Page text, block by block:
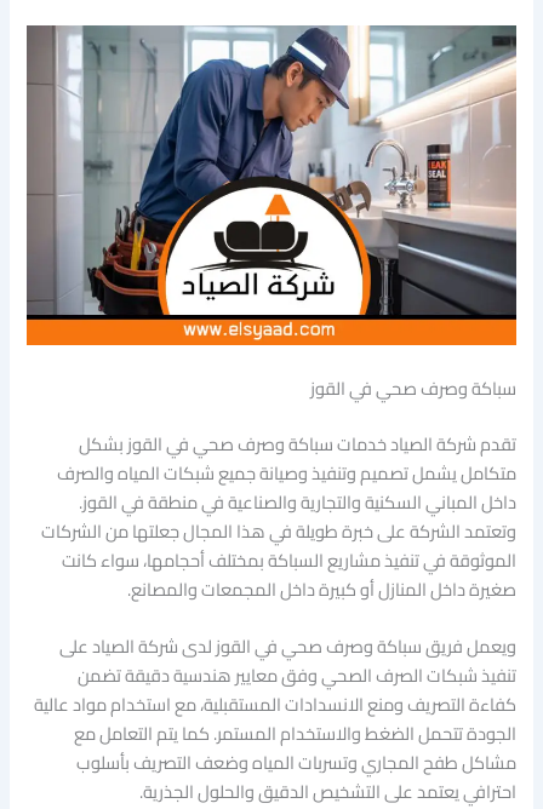
سباكة وصرف صحي في القوز
تقدم شركة الصياد خدمات سباكة وصرف صحي في القوز بشكل
متكامل يشمل تصميم وتنفيذ وصيانة جميع شبكات المياه والصرف
داخل المباني السكنية والتجارية والصناعية في منطقة في القوز.
وتعتمد الشركة على خبرة طويلة في هذا المجال جعلتها من الشركات
الموثوقة في تنفيذ مشاريع السباكة بمختلف أحجامها، سواء كانت
صغيرة داخل المنازل أو كبيرة داخل المجمعات والمصانع.
ويعمل فريق سباكة وصرف صحي في القوز لدى شركة الصياد على
تنفيذ شبكات الصرف الصحي وفق معايير هندسية دقيقة تضمن
كفاءة التصريف ومنع الانسدادات المستقبلية، مع استخدام مواد عالية
الجودة تتحمل الضغط والاستخدام المستمر. كما يتم التعامل مع
مشاكل طفح المجاري وتسربات المياه وضعف التصريف بأسلوب
احترافي يعتمد على التشخيص الدقيق والحلول الجذرية.